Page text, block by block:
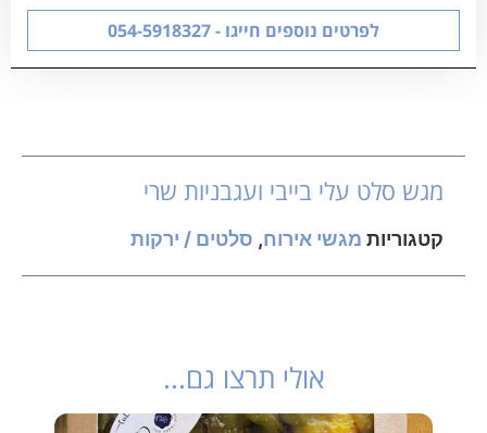
לפרטים נוספים חייגו - 054-5918327
מגש סלט עלי בייבי ועגבניות שרי
קטגוריות מגשי אירוח, סלטים / ירקות
אולי תרצו גם...